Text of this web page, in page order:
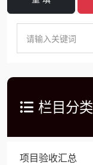
栏目分类
项目验收汇总